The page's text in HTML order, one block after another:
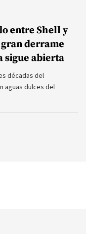
entre Shell y
derrame
sigue abierta
décadas del
aguas dulces del